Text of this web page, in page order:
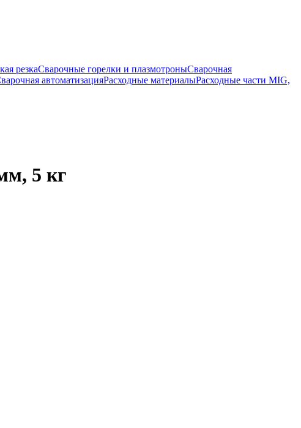
резкаСварочные горелки и плазмотроныСварочная
автоматизацияРасходные материалыРасходные части MIG,
5 кг